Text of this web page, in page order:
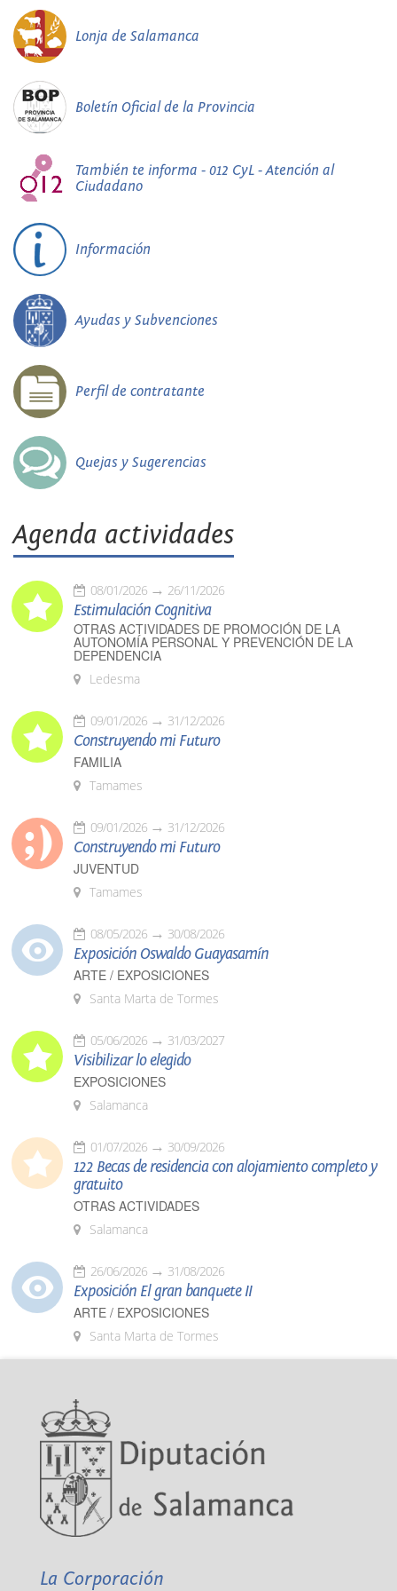
Lonja de Salamanca
Boletín Oficial de la Provincia
También te informa - 012 CyL - Atención al
Ciudadano
Información
Ayudas y Subvenciones
Perfil de contratante
Quejas y Sugerencias
Agenda actividades
08/01/2026 26/11/2026
Estimulación Cognitiva
OTRAS ACTIVIDADES DE PROMOCIÓN DE LA
AUTONOMÍA PERSONAL Y PREVENCIÓN DE LA
DEPENDENCIA
Ledesma
09/01/2026 31/12/2026
Construyendo mi Futuro
FAMILIA
Tamames
09/01/2026 31/12/2026
Construyendo mi Futuro
JUVENTUD
Tamames
08/05/2026 30/08/2026
Exposición Oswaldo Guayasamín
ARTE / EXPOSICIONES
Santa Marta de Tormes
05/06/2026 31/03/2027
Visibilizar lo elegido
EXPOSICIONES
Salamanca
01/07/2026 30/09/2026
122 Becas de residencia con alojamiento completo y
gratuito
OTRAS ACTIVIDADES
Salamanca
26/06/2026 31/08/2026
Exposición El gran banquete II
ARTE / EXPOSICIONES
Santa Marta de Tormes
La Corporación